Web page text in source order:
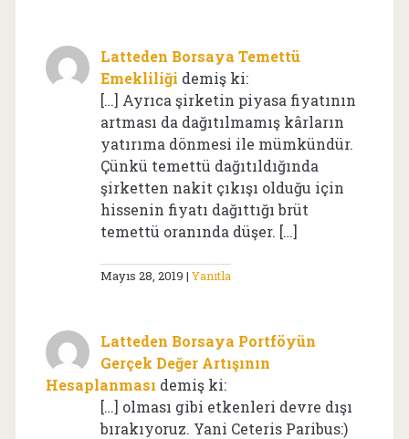
Latteden Borsaya Temettü
Emekliliği demiş ki:
[…] Ayrıca şirketin piyasa fiyatının
artması da dağıtılmamış kârların
yatırıma dönmesi ile mümkündür.
Çünkü temettü dağıtıldığında
şirketten nakit çıkışı olduğu için
hissenin fiyatı dağıttığı brüt
temettü oranında düşer. […]
Mayıs 28, 2019 Yanıtla
Latteden Borsaya Portföyün
Gerçek Değer Artışının
Hesaplanması demiş ki:
[…] olması gibi etkenleri devre dışı
bırakıyoruz. Yani Ceteris Paribus:)